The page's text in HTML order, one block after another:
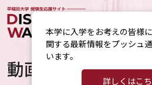
動画紹介
本学に入学をお考えの皆様
関する最新情報をプッシュ
います。
詳しくはこ